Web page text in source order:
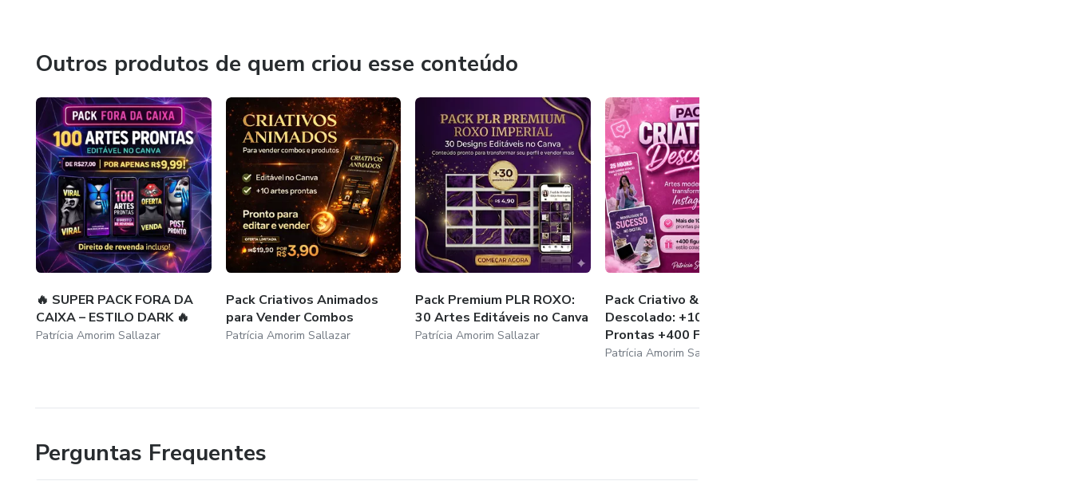
Outros produtos de quem criou esse conteúdo
🔥 SUPER PACK FORA DA
CAIXA – ESTILO DARK 🔥
Patrícia Amorim Sallazar
Pack Criativos Animados
para Vender Combos
Patrícia Amorim Sallazar
Pack Premium PLR ROXO:
30 Artes Editáveis no Canva
Patrícia Amorim Sallazar
Pack Criativo &amp;
Descolado: +100 Artes
Prontas +400 Figur...
Patrícia Amorim Sallazar
Perguntas Frequentes